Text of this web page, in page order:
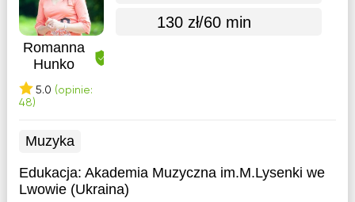
Romanna
Hunko
5.0 (opinie:
48)
130 zł/60 min
Muzyka
Edukacja: Akademia Muzyczna im.M.Lysenki we
Lwowie (Ukraina)